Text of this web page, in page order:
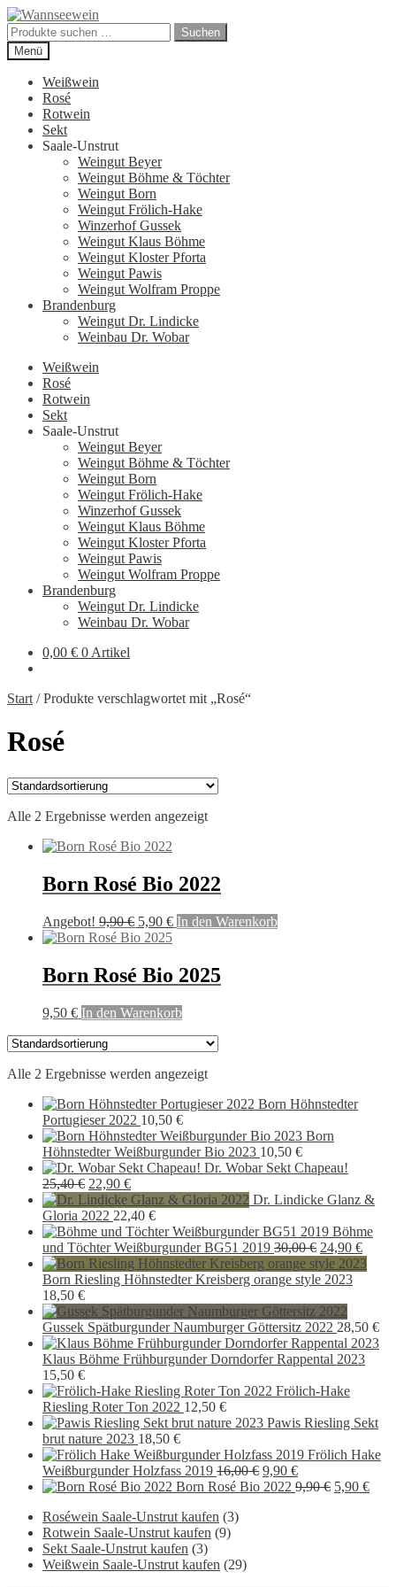
Zur
Navigation
springen
Zum
Inhalt
springen
Suchen
nach:
Suchen
Menü
Weißwein
Rosé
Rotwein
Sekt
Saale-Unstrut
Weingut Beyer
Weingut Böhme & Töchter
Weingut Born
Weingut Frölich-Hake
Winzerhof Gussek
Weingut Klaus Böhme
Weingut Kloster Pforta
Weingut Pawis
Weingut Wolfram Proppe
Brandenburg
Weingut Dr. Lindicke
Weinbau Dr. Wobar
Weißwein
Rosé
Rotwein
Sekt
Saale-Unstrut
Weingut Beyer
Weingut Böhme & Töchter
Weingut Born
Weingut Frölich-Hake
Winzerhof Gussek
Weingut Klaus Böhme
Weingut Kloster Pforta
Weingut Pawis
Weingut Wolfram Proppe
Brandenburg
Weingut Dr. Lindicke
Weinbau Dr. Wobar
0,00 € 0 Artikel
Start /Produkte verschlagwortet mit „Rosé“
Rosé
Alle 2 Ergebnisse werden angezeigt
Born Rosé Bio 2022
Angebot! 9,90€ Ursprünglicher
Preis
9,90 €
5,90 €Aktueller
5,90 €.
In den Warenkorb
Born Rosé Bio 2025
9,50 € In den Warenkorb
Alle 2 Ergebnisse werden angezeigt
Born Höhnstedter
Portugieser 2022 10,50 €
Born
Höhnstedter Weißburgunder Bio 2023 10,50 €
Dr. Wobar Sekt Chapeau!
25,40€ Ursprünglicher
Preis
war:
25,40 €
22,90 €Aktueller
Preis
ist:
22,90 €.
Dr. Lindicke Glanz &
Gloria 2022 22,40 €
Böhme
und Töchter Weißburgunder BG51 2019 30,00€
Preis
war:
24,90 €
Preis
Born Riesling Höhnstedter Kreisberg orange style 2023
18,50 €
Gussek Spätburgunder Naumburger Göttersitz 2022 28,50 €
Klaus Böhme Frühburgunder Dorndorfer Rappental 2023
15,50 €
Frölich-Hake
Riesling Roter Ton 2022 12,50 €
Pawis Riesling Sekt
brut nature 2023 18,50 €
Frölich Hake
Weißburgunder Holzfass 2019 16,00€ Ursprünglicher
Preis
9,90 €Aktueller
Preis
Born Rosé Bio 2022 9,90€ 5,90 €
Roséwein Saale-Unstrut kaufen (3)
Rotwein Saale-Unstrut kaufen (9)
Sekt Saale-Unstrut kaufen (3)
Weißwein Saale-Unstrut kaufen (29)